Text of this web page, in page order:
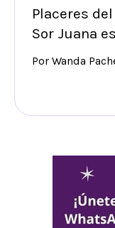
Placeres
Sor Juana
Por Wanda